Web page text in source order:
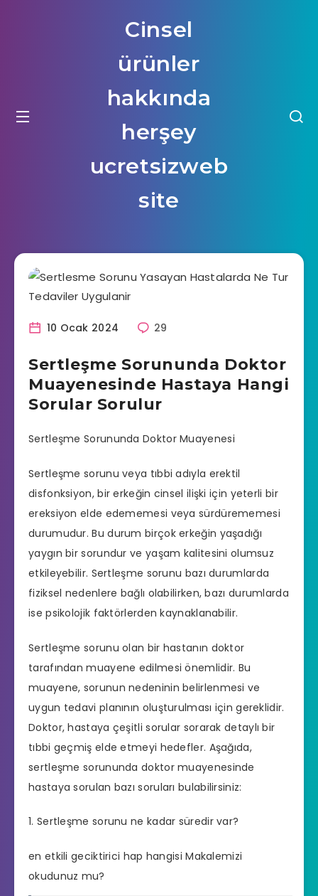
Cinsel
ürünler
hakkında
herşey
ucretsizweb
site
10 Ocak 2024 29
Sertleşme Sorununda Doktor
Muayenesinde Hastaya Hangi
Sorular Sorulur
Sertleşme Sorununda Doktor Muayenesi
Sertleşme sorunu veya tıbbi adıyla erektil
disfonksiyon, bir erkeğin cinsel ilişki için yeterli bir
ereksiyon elde edememesi veya sürdürememesi
durumudur. Bu durum birçok erkeğin yaşadığı
yaygın bir sorundur ve yaşam kalitesini olumsuz
etkileyebilir. Sertleşme sorunu bazı durumlarda
fiziksel nedenlere bağlı olabilirken, bazı durumlarda
ise psikolojik faktörlerden kaynaklanabilir.
Sertleşme sorunu olan bir hastanın doktor
tarafından muayene edilmesi önemlidir. Bu
muayene, sorunun nedeninin belirlenmesi ve
uygun tedavi planının oluşturulması için gereklidir.
Doktor, hastaya çeşitli sorular sorarak detaylı bir
tıbbi geçmiş elde etmeyi hedefler. Aşağıda,
sertleşme sorununda doktor muayenesinde
hastaya sorulan bazı soruları bulabilirsiniz:
1. Sertleşme sorunu ne kadar süredir var?
en etkili geciktirici hap hangisi Makalemizi
okudunuz mu?